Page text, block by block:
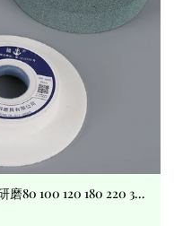
80 100 120 180 220 320